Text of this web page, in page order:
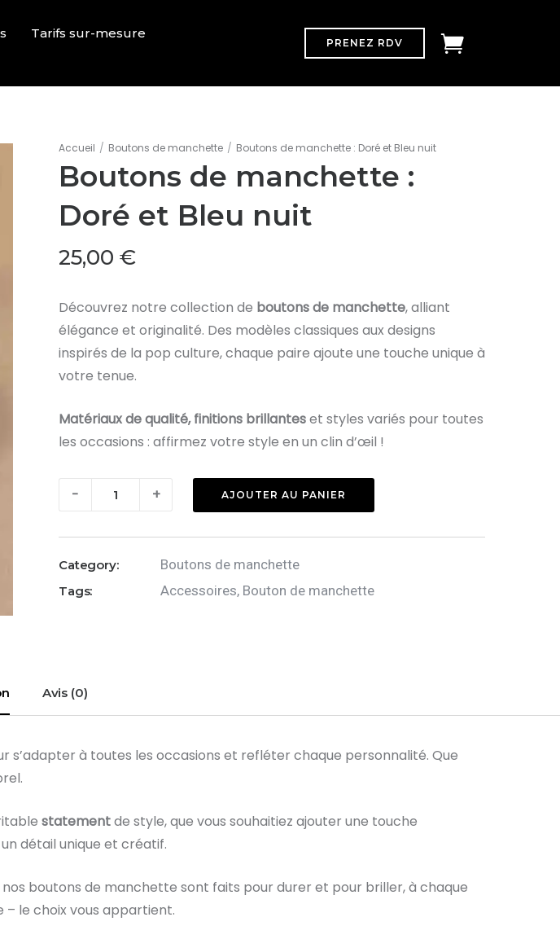
Tarifs sur-mesure
PRENEZ RDV
Accueil / Boutons de manchette / Boutons de manchette : Doré et Bleu nuit
Boutons de manchette :
Doré et Bleu nuit
25,00 €
Découvrez notre collection de boutons de manchette, alliant
élégance et originalité. Des modèles classiques aux designs
inspirés de la pop culture, chaque paire ajoute une touche unique à
votre tenue.
Matériaux de qualité, finitions brillanteset styles variés pour toutes
les occasions : affirmez votre style en un clin d’œil !
-
quantité
Boutons
de
nuit
+ AJOUTER AU PANIER
Category: Boutons de manchette
Tags: Accessoires, Bouton de manchette
Avis (0)
s’adapter à toutes les occasions et refléter chaque personnalité. Que
statementde style, que vous souhaitiez ajouter une touche
détail unique et créatif.
boutons de manchette sont faits pour durer et pour briller, à chaque
– le choix vous appartient.